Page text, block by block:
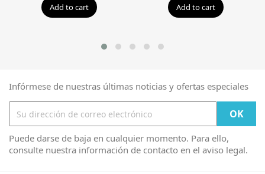
Add to cart Add to cart
Infórmese de nuestras últimas noticias y ofertas especiales
Puede darse de baja en cualquier momento. Para ello,
consulte nuestra información de contacto en el aviso legal.